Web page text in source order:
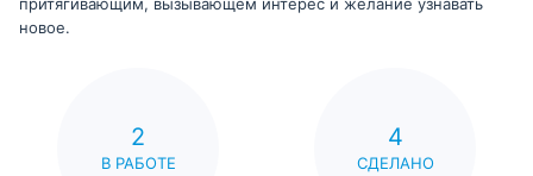
притягивающим, вызывающем интерес и желание узнавать
новое.
2
В РАБОТЕ
4
СДЕЛАНО